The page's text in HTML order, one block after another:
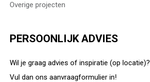
Overige projecten
PERSOONLIJK ADVIES
Wil je graag advies of inspiratie (op locatie)?
Vul dan ons aanvraagformulier in!